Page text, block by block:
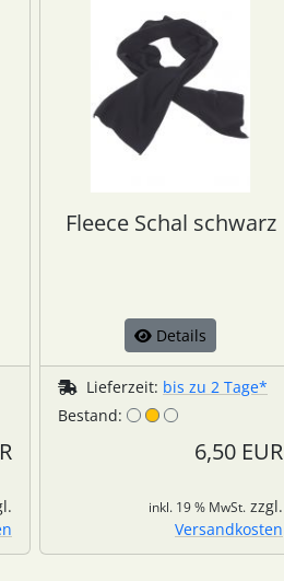
Fleece Schal schwarz
Details
Lieferzeit: bis zu 2 Tage*
Bestand:
6,50 EUR
inkl. 19 % MwSt. zzgl.
Versandkosten